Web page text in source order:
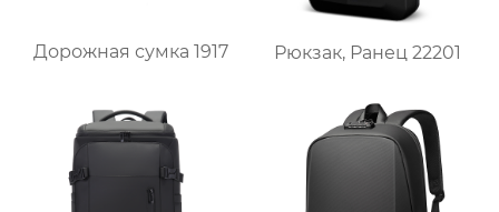
Дорожная сумка 1917 Рюкзак, Ранец 22201